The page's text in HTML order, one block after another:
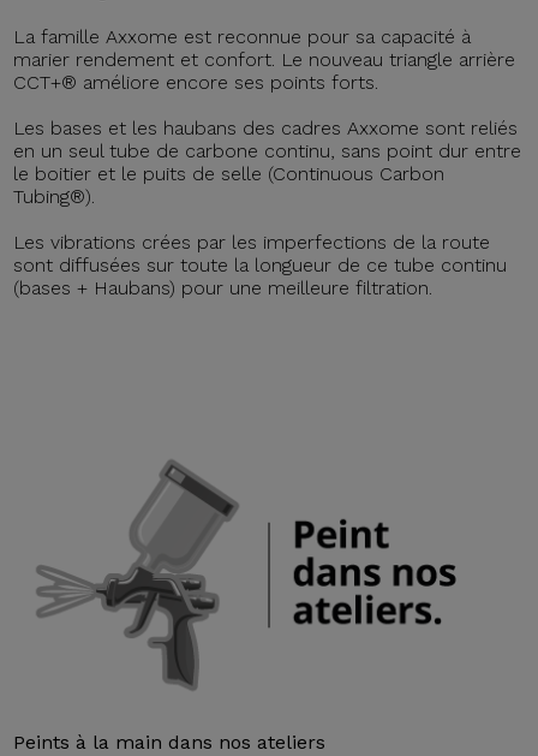
La famille Axxome est reconnue pour sa capacité à
marier rendement et confort. Le nouveau triangle arrière
CCT+® améliore encore ses points forts.
Les bases et les haubans des cadres Axxome sont reliés
en un seul tube de carbone continu, sans point dur entre
le boitier et le puits de selle (Continuous Carbon
Tubing®).
Les vibrations crées par les imperfections de la route
sont diffusées sur toute la longueur de ce tube continu
(bases + Haubans) pour une meilleure filtration.
Peints à la main dans nos ateliers